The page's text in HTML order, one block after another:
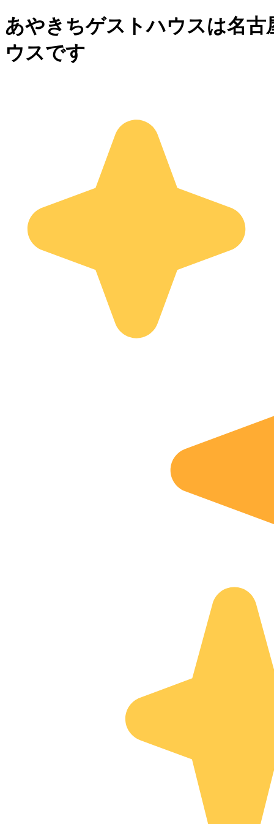
あやきちゲストハウスは名
ウスです